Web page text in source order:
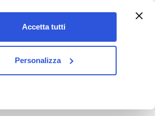
Accetta tutti
Personalizza
vet&pet